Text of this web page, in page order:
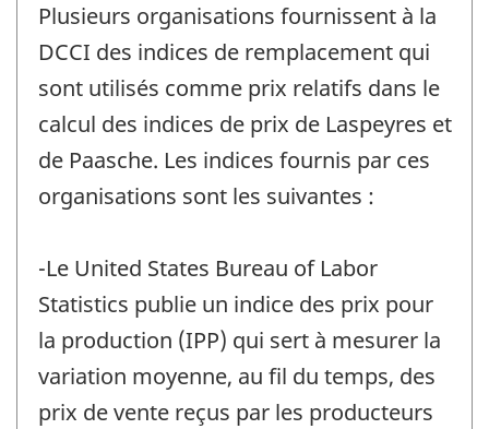
Plusieurs organisations fournissent à la
DCCI des indices de remplacement qui
sont utilisés comme prix relatifs dans le
calcul des indices de prix de Laspeyres et
de Paasche. Les indices fournis par ces
organisations sont les suivantes :
-Le United States Bureau of Labor
Statistics publie un indice des prix pour
la production (IPP) qui sert à mesurer la
variation moyenne, au fil du temps, des
prix de vente reçus par les producteurs